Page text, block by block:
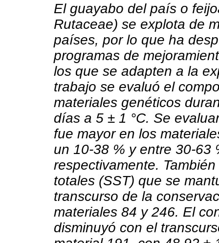
El guayabo del país o
Rutaceae) se explota de
países, por lo que ha
programas de
los que se adapten a la
trabajo se evaluó el
materiales genéticos
días a 5 ± 1 °C. Se
fue mayor en los
un 10-38 % y entre 30-63
respectivamente.
totales (SST) que se
transcurso de la
materiales 84 y 246. El
disminuyó con el